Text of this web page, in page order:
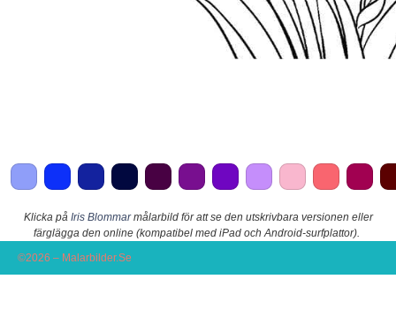
Klicka på Iris Blommarmålarbild för att se den utskrivbara versionen eller
färglägga den online (kompatibel med iPad och Android-surfplattor).
©2026 – Malarbilder.Se